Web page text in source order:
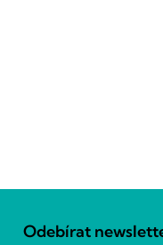
Odebírat